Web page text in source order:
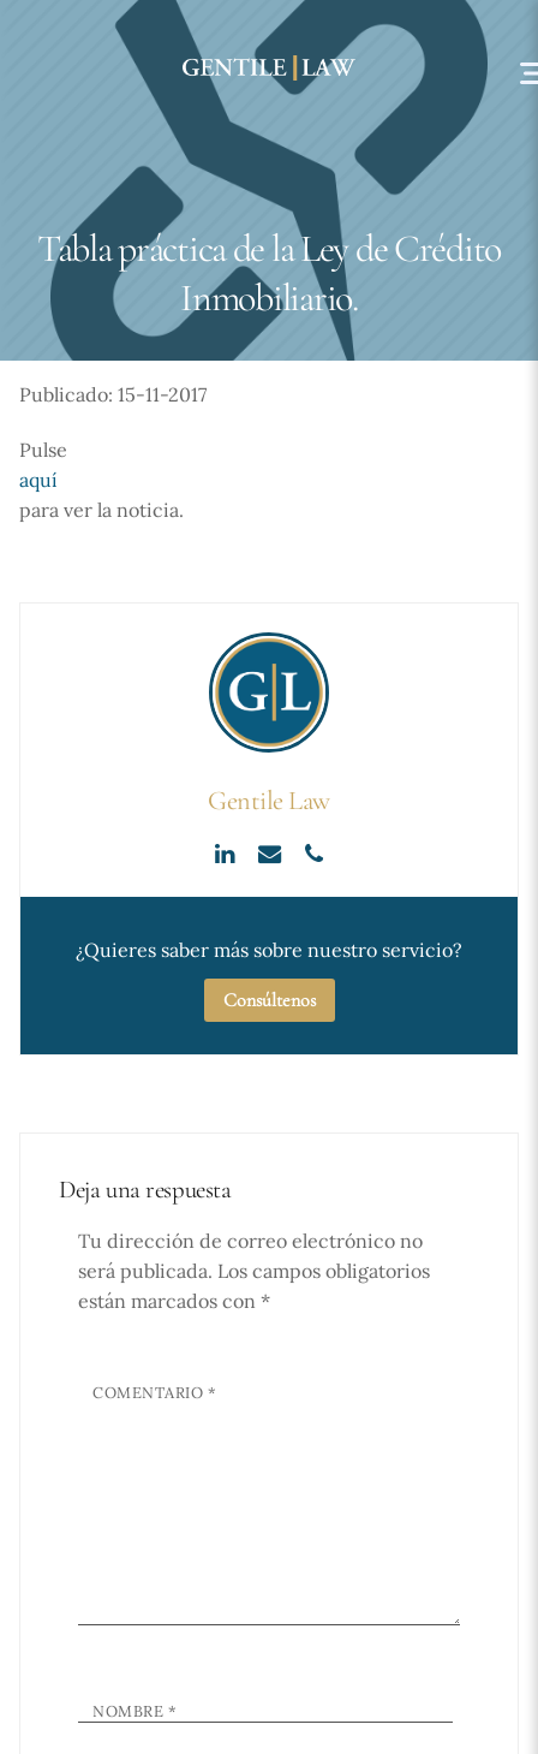
Tabla práctica de la Ley de Crédito
Inmobiliario.
Publicado: 15-11-2017
Pulse
aquí
para ver la noticia.
Gentile Law
¿Quieres saber más sobre nuestro servicio?
Consúltenos
Deja una respuesta
Tu dirección de correo electrónico no
será publicada. Los campos obligatorios
están marcados con *
COMENTARIO *
NOMBRE *